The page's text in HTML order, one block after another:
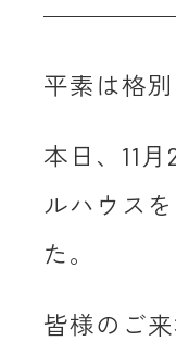
平素は格
本日、11
ルハウス
た。
皆様のご